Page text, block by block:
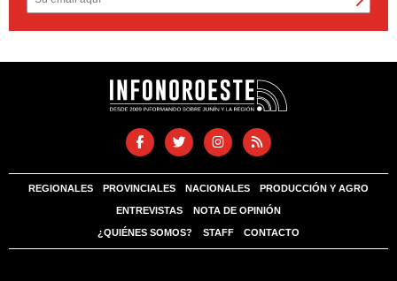
REGIONALES PROVINCIALES NACIONALES PRODUCCIÓN Y AGRO
ENTREVISTAS NOTA DE OPINIÓN
¿QUIÉNES SOMOS? STAFF CONTACTO